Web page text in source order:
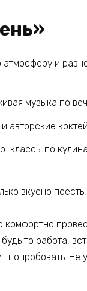
и
музыка по
авторские
классы по
вкусно
то работа,
попробовать.